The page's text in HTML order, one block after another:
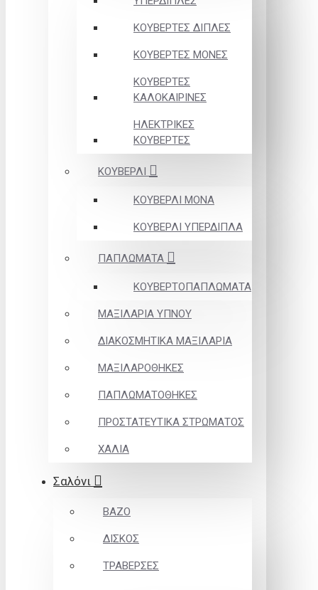
ΚΟΥΒΕΡΤΕΣ ΔΙΠΛΕΣ
ΚΟΥΒΕΡΤΕΣ ΜΟΝΕΣ
ΚΟΥΒΕΡΤΕΣ
ΚΑΛΟΚΑΙΡΙΝΕΣ
ΗΛΕΚΤΡΙΚΕΣ
ΚΟΥΒΕΡΤΕΣ
ΚΟΥΒΕΡΛΙ
ΚΟΥΒΕΡΛΙ ΜΟΝΑ
ΚΟΥΒΕΡΛΙ ΥΠΕΡΔΙΠΛΑ
ΠΑΠΛΩΜΑΤΑ
ΚΟΥΒΕΡΤΟΠΑΠΛΩΜΑΤΑ
ΜΑΞΙΛΑΡΙΑ ΥΠΝΟΥ
ΔΙΑΚΟΣΜΗΤΙΚΑ ΜΑΞΙΛΑΡΙΑ
ΜΑΞΙΛΑΡΟΘΗΚΕΣ
ΠΑΠΛΩΜΑΤΟΘΗΚΕΣ
ΠΡΟΣΤΑΤΕΥΤΙΚΑ ΣΤΡΩΜΑΤΟΣ
ΧΑΛΙΑ
Σαλόνι
ΒΑΖΟ
ΔΙΣΚΟΣ
ΤΡΑΒΕΡΣΕΣ